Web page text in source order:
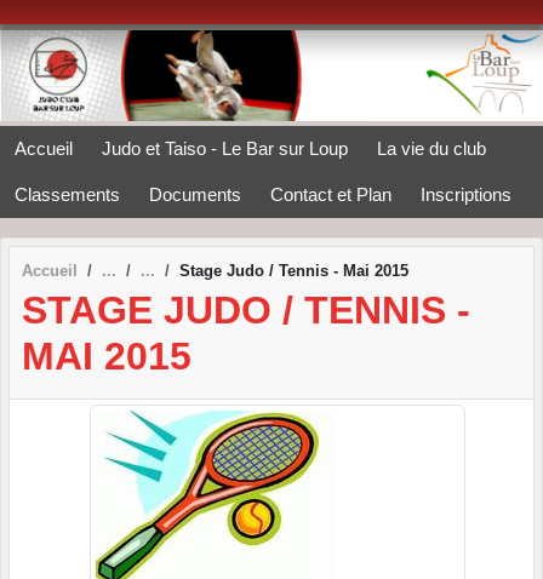
Accueil Judo et Taiso - Le Bar sur Loup La vie du club
Classements Documents Contact et Plan Inscriptions
Accueil Stage Judo / Tennis - Mai 2015
STAGE JUDO / TENNIS -
MAI 2015